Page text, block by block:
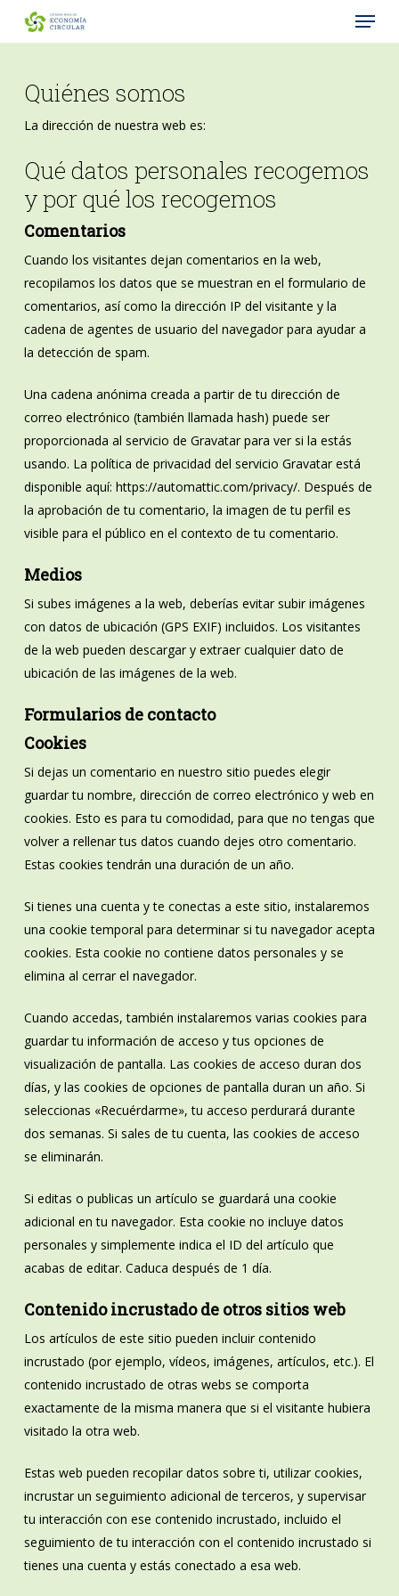
Menu
Quiénes somos
La dirección de nuestra web es:
Qué datos personales recogemos
y por qué los recogemos
Comentarios
Cuando los visitantes dejan comentarios en la web,
recopilamos los datos que se muestran en el formulario de
comentarios, así como la dirección IP del visitante y la
cadena de agentes de usuario del navegador para ayudar a
la detección de spam.
Una cadena anónima creada a partir de tu dirección de
correo electrónico (también llamada hash) puede ser
proporcionada al servicio de Gravatar para ver si la estás
usando. La política de privacidad del servicio Gravatar está
disponible aquí: https://automattic.com/privacy/. Después de
la aprobación de tu comentario, la imagen de tu perfil es
visible para el público en el contexto de tu comentario.
Medios
Si subes imágenes a la web, deberías evitar subir imágenes
con datos de ubicación (GPS EXIF) incluidos. Los visitantes
de la web pueden descargar y extraer cualquier dato de
ubicación de las imágenes de la web.
Formularios de contacto
Cookies
Si dejas un comentario en nuestro sitio puedes elegir
guardar tu nombre, dirección de correo electrónico y web en
cookies. Esto es para tu comodidad, para que no tengas que
volver a rellenar tus datos cuando dejes otro comentario.
Estas cookies tendrán una duración de un año.
Si tienes una cuenta y te conectas a este sitio, instalaremos
una cookie temporal para determinar si tu navegador acepta
cookies. Esta cookie no contiene datos personales y se
elimina al cerrar el navegador.
Cuando accedas, también instalaremos varias cookies para
guardar tu información de acceso y tus opciones de
visualización de pantalla. Las cookies de acceso duran dos
días, y las cookies de opciones de pantalla duran un año. Si
seleccionas «Recuérdarme», tu acceso perdurará durante
dos semanas. Si sales de tu cuenta, las cookies de acceso
se eliminarán.
Si editas o publicas un artículo se guardará una cookie
adicional en tu navegador. Esta cookie no incluye datos
personales y simplemente indica el ID del artículo que
acabas de editar. Caduca después de 1 día.
Contenido incrustado de otros sitios web
Los artículos de este sitio pueden incluir contenido
incrustado (por ejemplo, vídeos, imágenes, artículos, etc.). El
contenido incrustado de otras webs se comporta
exactamente de la misma manera que si el visitante hubiera
visitado la otra web.
Estas web pueden recopilar datos sobre ti, utilizar cookies,
incrustar un seguimiento adicional de terceros, y supervisar
tu interacción con ese contenido incrustado, incluido el
seguimiento de tu interacción con el contenido incrustado si
tienes una cuenta y estás conectado a esa web.